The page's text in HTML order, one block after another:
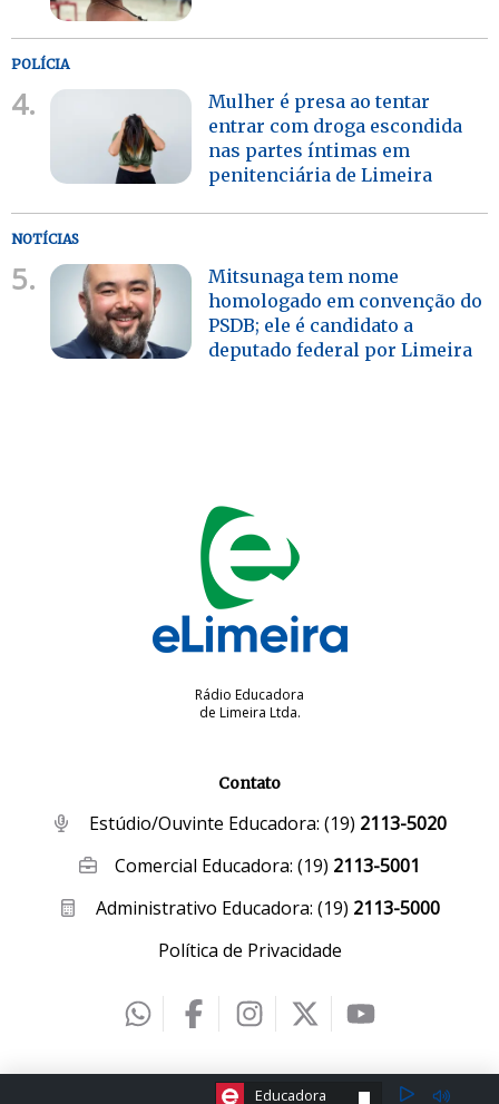
POLÍCIA
4.
Mulher é presa ao tentar
entrar com droga escondida
nas partes íntimas em
penitenciária de Limeira
NOTÍCIAS
5.
Mitsunaga tem nome
homologado em convenção do
PSDB; ele é candidato a
deputado federal por Limeira
Rádio Educadora
de Limeira Ltda.
Contato
Estúdio/Ouvinte Educadora: (19) 2113-5020
Comercial Educadora:(19) 2113-5001
Administrativo Educadora: (19) 2113-5000
Política de Privacidade
2026 © eLimeira | Desenvolvido por Creative Hut
ESCOLHA A RÁDIO:
Educadora